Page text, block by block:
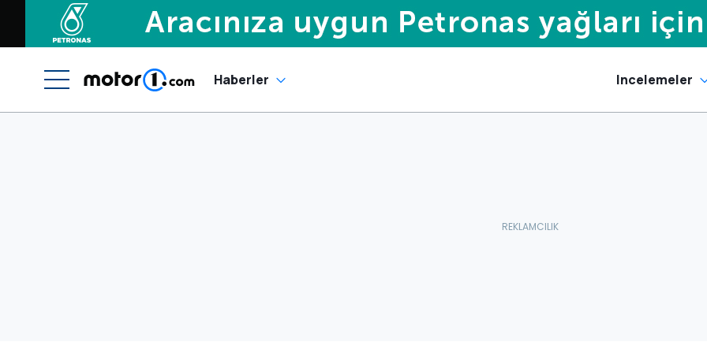
Haberler Incelemeler